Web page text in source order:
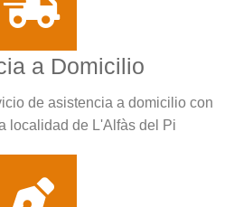
a Domicilio
de asistencia a domicilio con
localidad de L'Alfàs del Pi